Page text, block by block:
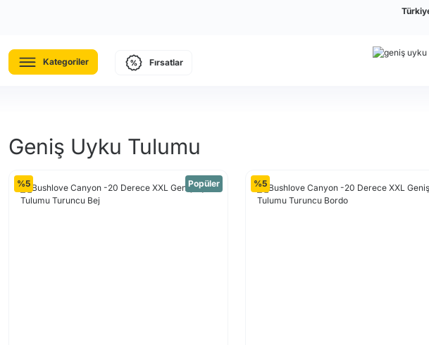
Kategoriler Fırsatlar
Geniş Uyku Tulumu
%5 Popüler %5